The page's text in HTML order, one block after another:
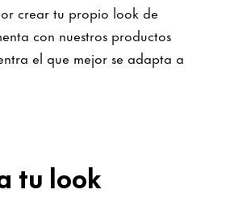
crear tu propio look de
con nuestros productos
el que mejor se adapta a
tu look